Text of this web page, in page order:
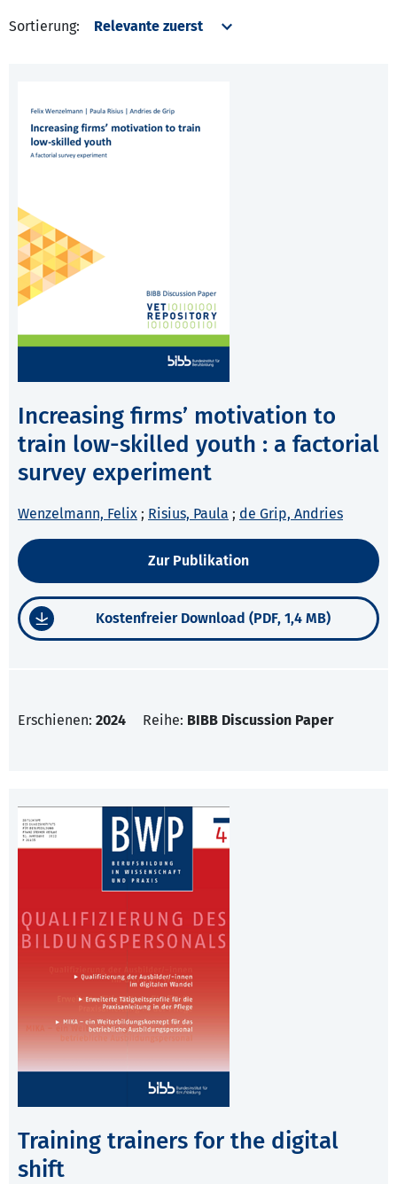
Sortierung:
Increasing firms’ motivation to
train low-skilled youth : a factorial
survey experiment
Wenzelmann, Felix ; Risius, Paula ; de Grip, Andries
Zur Publikation
Kostenfreier Download (PDF, 1,4 MB)
Erschienen: 2024 Reihe: BIBB Discussion Paper
Training trainers for the digital
shift